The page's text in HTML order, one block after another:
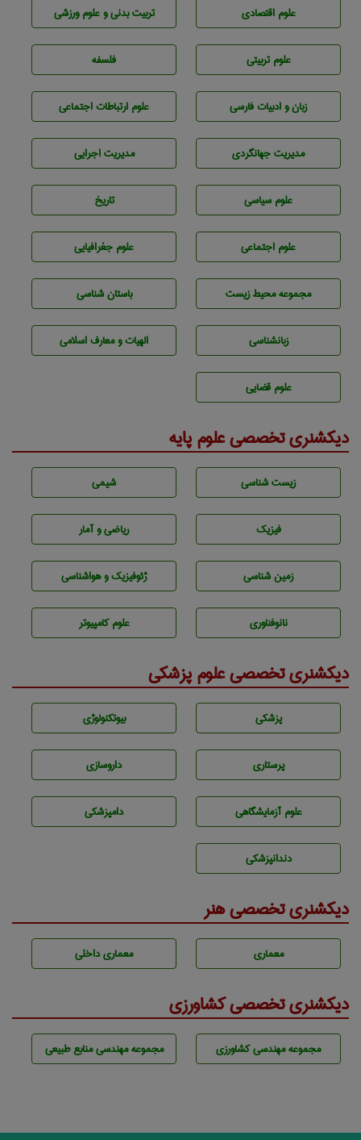
علوم اقتصادی تربيت بدنی و علوم ورزشی
علوم تربيتی فلسفه
زبان و ادبيات فارسی علوم ارتباطات اجتماعی
مديريت جهانگردی مديريت اجرايی
علوم سياسی تاريخ
علوم اجتماعی علوم جغرافيايی
مجموعه محيط زيست باستان شناسی
زبانشناسی الهیات و معارف اسلامی
علوم قضایی
دیکشنری تخصصی علوم پایه
زيست شناسی شيمی
فیزیک ریاضی و آمار
زمين شناسی ژئوفيزيك و هواشناسی
نانوفناوری علوم کامپیوتر
دیکشنری تخصصی علوم پزشکی
پزشكی بيوتكنولوژی
پرستاری داروسازی
علوم آزمايشگاهی دامپزشكی
دندانپزشكی
دیکشنری تخصصی هنر
معماری معماری داخلی
دیکشنری تخصصی کشاورزی
مجموعه مهندسی كشاورزی مجموعه مهندسی منابع طبيعی